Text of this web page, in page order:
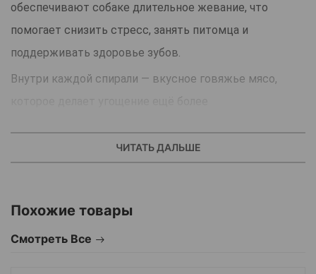
обеспечивают собаке длительное жевание, что
помогает снизить стресс, занять питомца и
поддерживать здоровье зубов.
Внутри каждой спирали — вкусное говяжье мясо,
разжёвывать лакомство до конца. Жевание
Подходит для собак весом от 1 кг, включая мелкие
породы.
ЧИТАТЬ ДАЛЬШЕ
Похожие товары
Смотреть Все